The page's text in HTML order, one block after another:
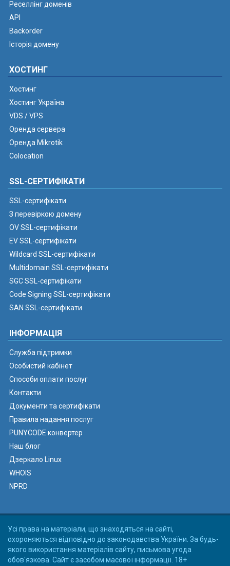
Реселлінг доменів
API
Backorder
Історія домену
ХОСТИНГ
Хостинг
Хостинг Україна
VDS / VPS
Оренда сервера
Оренда Mikrotik
Colocation
SSL-СЕРТИФІКАТИ
SSL-сертифікати
З перевіркою домену
OV SSL-сертифікати
EV SSL-сертифікати
Wildcard SSL-сертифікати
Multidomain SSL-сертифікати
SGC SSL-сертифікати
Code Signing SSL-сертифікати
SAN SSL-сертифікати
ІНФОРМАЦІЯ
Служба підтримки
Особистий кабінет
Способи оплати послуг
Контакти
Документи та сертифікати
Правила надання послуг
PUNYCODE конвертер
Наш блог
Дзеркало Linux
WHOIS
NPRD
Усі права на матеріали, що знаходяться на сайті,
охороняються відповідно до законодавства України. За будь-
якого використання матеріалів сайту, письмова угода
обов'язкова. Сайт є засобом масової інформації. 18+